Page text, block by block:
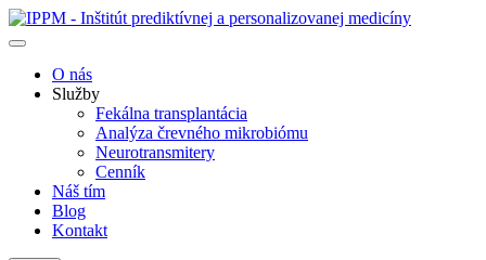
O nás
Služby
Fekálna transplantácia
Analýza črevného mikrobiómu
Neurotransmitery
Cenník
Náš tím
Blog
Kontakt